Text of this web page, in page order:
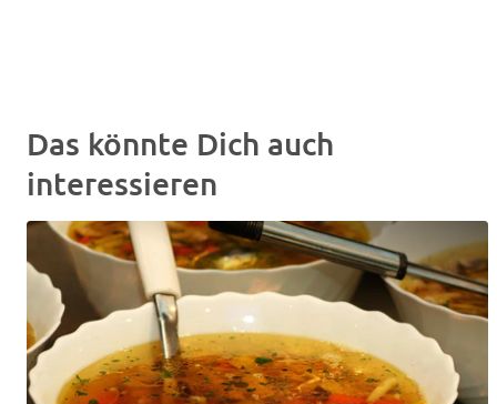
Das könnte Dich auch
interessieren